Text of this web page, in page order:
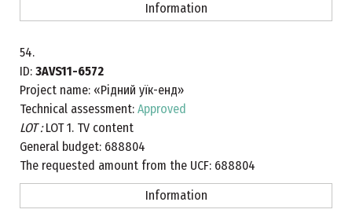
Information
54.
ID: 3AVS11-6572
Project name: «Рідний уїк-енд»
Technical assessment: Approved
LOT :LOT 1. TV content
General budget: 688804
The requested amount from the UCF: 688804
Information